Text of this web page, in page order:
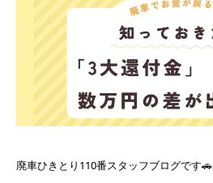
廃車ひきとり110番スタッフブログです🚗
お知らせ
会社概要
お問い合わせ